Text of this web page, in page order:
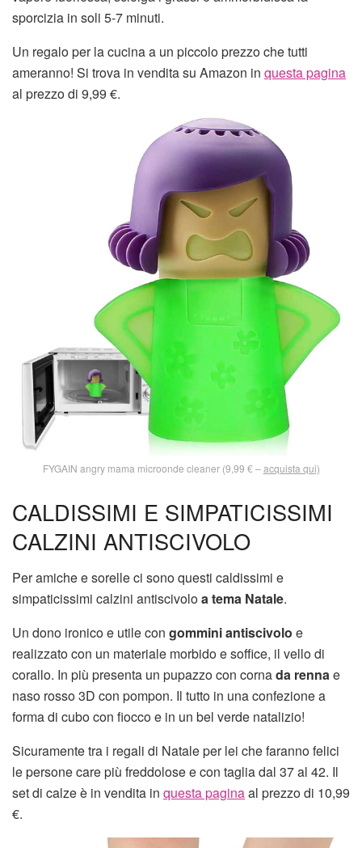
sporcizia in soli 5-7 minuti.
Un regalo per la cucina a un piccolo prezzo che tutti
ameranno! Si trova in vendita su Amazon in questa pagina
al prezzo di 9,99 €.
FYGAIN angry mama microonde cleaner (9,99 € –acquista qui)
CALDISSIMI E SIMPATICISSIMI
CALZINI ANTISCIVOLO
Per amiche e sorelle ci sono questi caldissimi e
simpaticissimi calzini antiscivoloa tema Natale.
Un dono ironico e utile con gommini antiscivolo e
realizzato con un materiale morbido e soffice, il vello di
corallo. In più presenta un pupazzo con cornada rennae
naso rosso 3D con pompon. Il tutto in una confezione a
forma di cubo con fiocco e in un bel verde natalizio!
Sicuramente tra i regali di Natale per lei che faranno felici
le persone care più freddolose e con taglia dal 37 al 42. Il
set di calze è in vendita in questa paginaal prezzo di 10,99
€.